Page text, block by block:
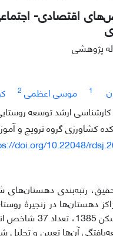
اقتصادی-
پژوهشی
1 موسی اعظمی 2
ارشد توسعه
کشاورزی گروه ترویج و
doi.org/10.22048/
رتبه‌بندی
دهستان‌ها در زنجیرۀ
نفوس و